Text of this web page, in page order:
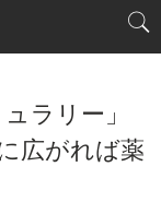
ラリー」
広がれば薬